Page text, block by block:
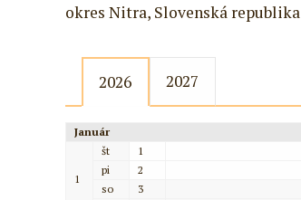
okres Nitra, Slovenská republika
2026 2027
Január
1
št
1
pi
2
so
3